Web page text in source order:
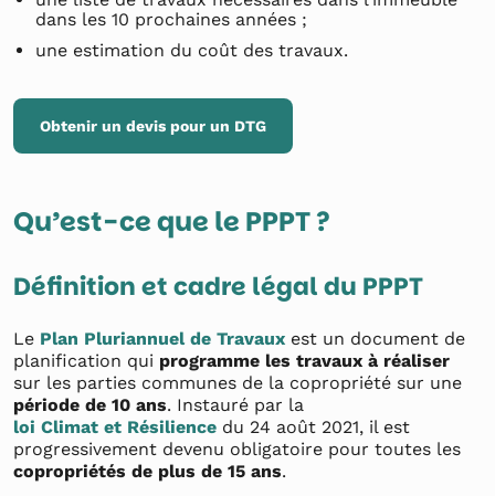
dans les 10 prochaines années ;
une estimation du coût des travaux.
Obtenir un devis pour un DTG
Qu’est-ce que le PPPT ?
Définition et cadre légal du PPPT
Le Plan Pluriannuel de Travaux est un document de
planification qui programme les travaux à réaliser
sur les parties communes de la copropriété sur une
période de 10 ans. Instauré par la
loi Climat et Résilience du 24 août 2021, il est
progressivement devenu obligatoire pour toutes les
copropriétés de plus de 15 ans.